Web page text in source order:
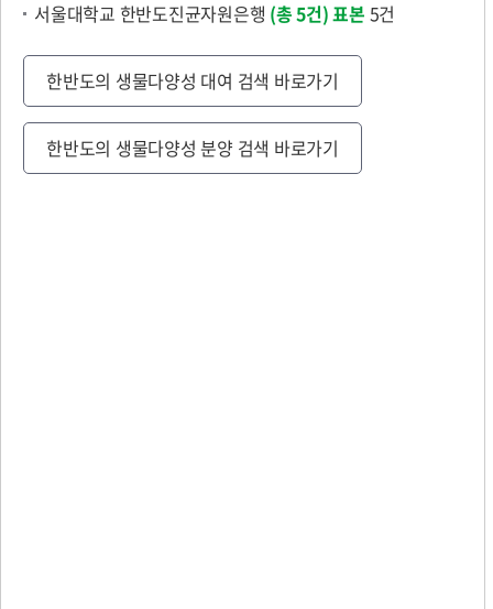
서울대학교 한반도진균자원은행 (총 5건)표본 5건
한반도의 생물다양성 대여 검색 바로가기
한반도의 생물다양성 분양 검색 바로가기